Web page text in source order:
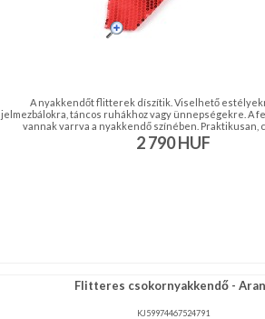
A nyakkendőt flitterek díszítik. Viselhető
jelmezbálokra, táncos ruhákhoz vagy ünnepségekre. A
vannak varrva a nyakkendő színében. Praktikusan,
2 790HUF
Flitteres csokornyakkendő -
KJ59974467524791